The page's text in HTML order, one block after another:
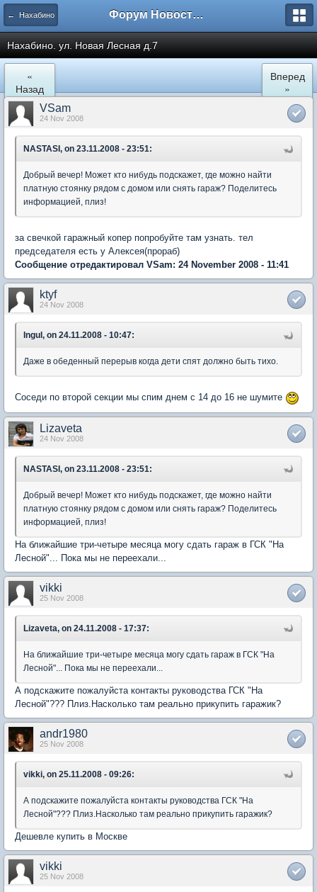
← Нахабино Форум Новостройки
Нахабино. ул. Новая Лесная д.7
«
Назад
Вперед
»
VSam
24 Nov 2008
NASTASI, on 23.11.2008 - 23:51:
Добрый вечер! Может кто нибудь подскажет, где можно найти
платную стоянку рядом с домом или снять гараж? Поделитесь
информацией, плиз!
за свечкой гаражный копер попробуйте там узнать. тел
председателя есть у Алексея(прораб)
Сообщение отредактировал VSam: 24 November 2008 - 11:41
ktyf
24 Nov 2008
Ingul, on 24.11.2008 - 10:47:
Даже в обеденный перерыв когда дети спят должно быть тихо.
Соседи по второй секции мы спим днем с 14 до 16 не шумите
Lizaveta
24 Nov 2008
NASTASI, on 23.11.2008 - 23:51:
Добрый вечер! Может кто нибудь подскажет, где можно найти
платную стоянку рядом с домом или снять гараж? Поделитесь
информацией, плиз!
На ближайшие три-четыре месяца могу сдать гараж в ГСК "На
Лесной"... Пока мы не переехали...
vikki
25 Nov 2008
Lizaveta, on 24.11.2008 - 17:37:
На ближайшие три-четыре месяца могу сдать гараж в ГСК "На
Лесной"... Пока мы не переехали...
А подскажите пожалуйста контакты руководства ГСК "На
Лесной"??? Плиз.Насколько там реально прикупить гаражик?
andr1980
25 Nov 2008
vikki, on 25.11.2008 - 09:26:
А подскажите пожалуйста контакты руководства ГСК "На
Лесной"??? Плиз.Насколько там реально прикупить гаражик?
Дешевле купить в Москве
vikki
25 Nov 2008